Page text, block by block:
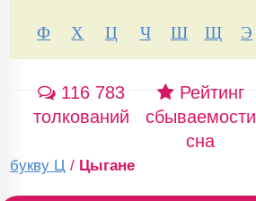
Ф
Х Ц Ч Ш Щ Э
116 783
толкований
Рейтинг
сбываемости
сна
букву Ц / Цыгане